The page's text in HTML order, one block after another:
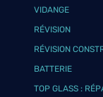
VIDANGE
RÉVISION
RÉVISION
BATTERIE
TOP GLASS :